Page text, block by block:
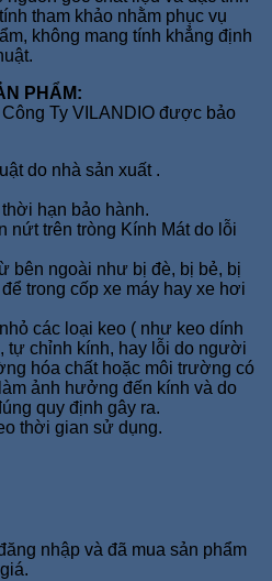
tham khảo nhằm phục vụ
không mang tính khẳng định
PHẨM:
Ty VILANDIO được bảo
do nhà sản xuất .
hạn bảo hành.
nứt trên tròng Kính Mát do lỗi
bên ngoài như bị đè, bị bẻ, bị
trong cốp xe máy hay xe hơi
các loại keo ( như keo dính
tự chỉnh kính, hay lỗi do người
hóa chất hoặc môi trường có
ảnh hưởng đến kính và do
quy định gây ra.
thời gian sử dụng.
nhập và đã mua sản phẩm